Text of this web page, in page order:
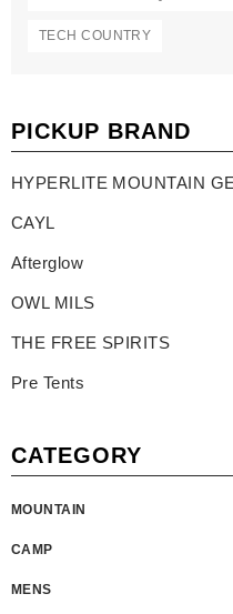
TECH COUNTRY
PICKUP BRAND
HYPERLITE MOUNTAIN
CAYL
Afterglow
OWL MILS
THE FREE SPIRITS
Pre Tents
CATEGORY
MOUNTAIN
CAMP
MENS